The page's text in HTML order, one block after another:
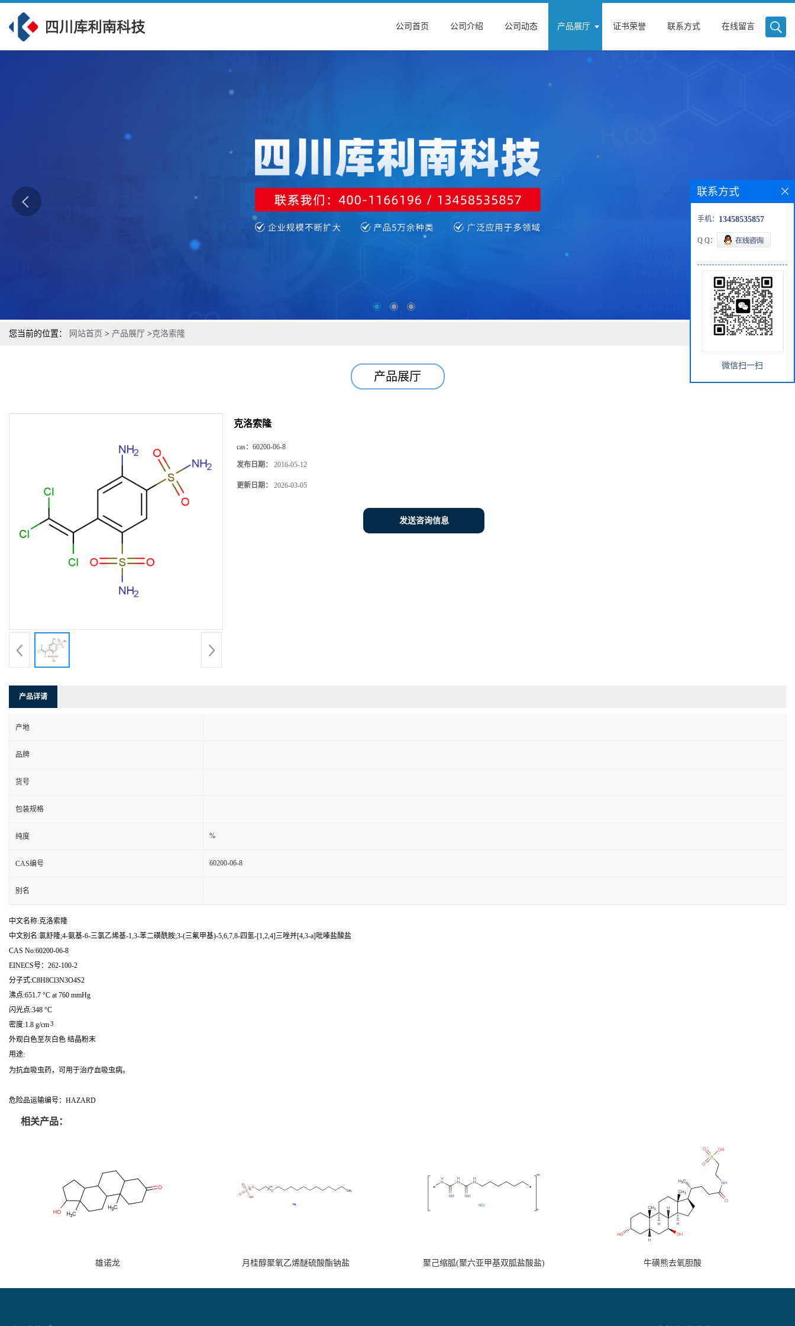
公司首页 公司介绍 公司动态 产品展厅 证书荣誉 联系方式 在线留言
您当前的位置： 网站首页 > 产品展厅 >克洛索隆
产品展厅
克洛索隆
cas： 60200-06-8
发布日期： 2016-05-12
更新日期： 2026-03-05
发送咨询信息
产品详请
产地
品牌
货号
包装规格
纯度 %
CAS编号 60200-06-8
别名
中文名称:克洛索隆
中文别名:氯舒隆;4-氨基-6-三氯乙烯基-1,3-苯二磺酰胺;3-(三氟甲基)-5,6,7,8-四氢-[1,2,4]三唑并[4,3-a]吡嗪盐酸盐
CAS No:60200-06-8
EINECS号：262-100-2
分子式:C8H8Cl3N3O4S2
沸点:651.7 °C at 760 mmHg
闪光点:348 °C
密度:1.8 g/cm3
外观白色至灰白色 结晶粉末
用途:
为抗血吸虫药，可用于治疗血吸虫病。
危险品运输编号：HAZARD
相关产品：
雄诺龙 月桂醇聚氧乙烯醚硫酸酯钠盐 聚己缩胍(聚六亚甲基双胍盐酸盐) 牛磺熊去氧胆酸
联系方式
手机： 13458535857
Q Q：
微信扫一扫